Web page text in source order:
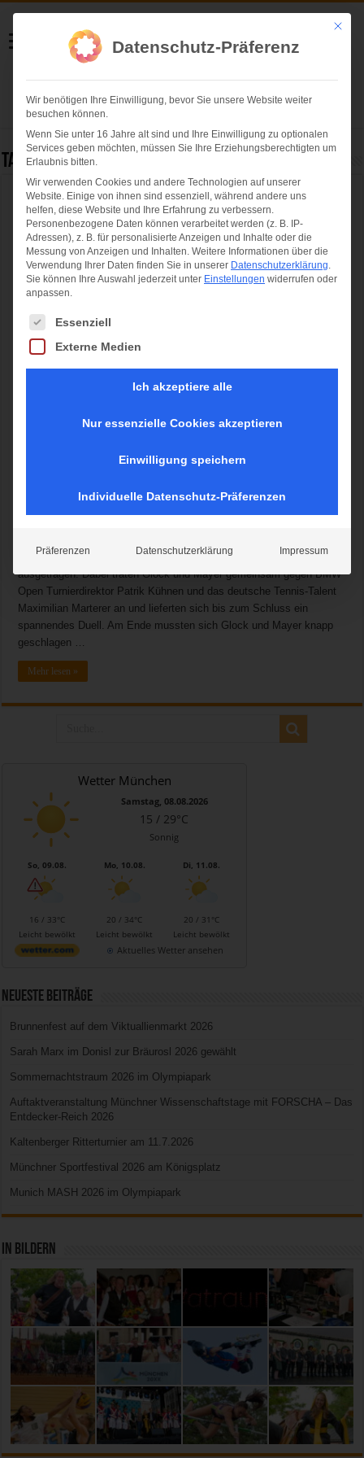
Helmut Swoboda
Fotografie
Herzlich willkommen
Tag Archives:
BMW Open by FWU 2017 starten mit
sehenswertem Promi-Doppel am Münchner
Flughafen
München, 19.04.2017. Bereits zehn Tage vor dem Start der
der BMW Open Auftaktveranstaltung im München Airport Center
ausgetragen. Dabei traten Glock und Mayer gemeinsam gegen BMW
Open Turnierdirektor Patrik Kühnen und das deutsche Tennis-Talent
Maximilian Marterer an und lieferten sich bis zum Schluss ein
spannendes Duell. Am Ende mussten sich Glock und Mayer knapp
geschlagen …
Mehr lesen »
Wetter München
Samstag, 08.08.2026
15 / 29°C
Sonnig
So, 09.08.
16 / 33°C
Leicht bewölkt
Mo, 10.08.
20 / 34°C
Leicht bewölkt
Di, 11.08.
20 / 31°C
Leicht bewölkt
Aktuelles Wetter ansehen
Neueste Beiträge
Brunnenfest auf dem Viktuallienmarkt 2026
Sarah Marx im Donisl zur Bräurosl 2026 gewählt
Sommernachtstraum 2026 im Olympiapark
Auftaktveranstaltung Münchner Wissenschaftstage mit FORSCHA – Das
Entdecker-Reich 2026
Kaltenberger Ritterturnier am 11.7.2026
Münchner Sportfestival 2026 am Königsplatz
Munich MASH 2026 im Olympiapark
In Bildern
Mit
Datenschutz-Präferenz
Wir benötigen Ihre Einwilligung, bevor Sie unsere Website weiter
besuchen können.
Wenn Sie unter 16 Jahre alt sind und Ihre Einwilligung zu optionalen
Services geben möchten, müssen Sie Ihre Erziehungsberechtigten um
Erlaubnis bitten.
Wir verwenden Cookies und andere Technologien auf unserer
Website. Einige von ihnen sind essenziell, während andere uns
helfen, diese Website und Ihre Erfahrung zu verbessern.
Personenbezogene Daten können verarbeitet werden (z. B. IP-
Adressen), z. B. für personalisierte Anzeigen und Inhalte oder die
Messung von Anzeigen und Inhalten. Weitere Informationen über die
Verwendung Ihrer Daten finden Sie in unserer Datenschutzerklärung.
Sie können Ihre Auswahl jederzeit unter Einstellungen widerrufen oder
anpassen.
Es folgt eine Liste der Service-Gruppen, für die eine Einwilligung
Essenziell
Externe Medien
Ich akzeptiere alle
Nur essenzielle Cookies akzeptieren
Einwilligung speichern
Individuelle Datenschutz-Präferenzen
Präferenzen Datenschutzerklärung Impressum